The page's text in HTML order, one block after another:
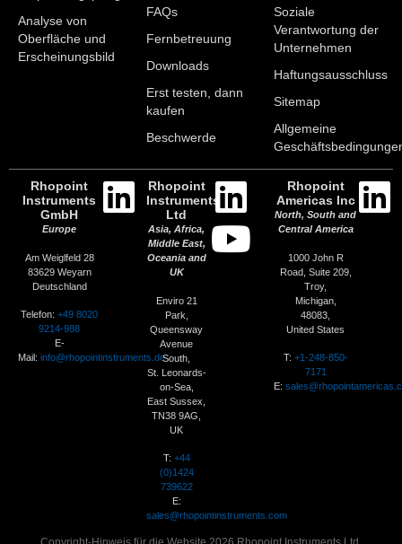
Analyse von
Oberfläche und
Erscheinungsbild
FAQs
Fernbetreuung
Downloads
Erst testen, dann
kaufen
Beschwerde
Soziale
Verantwortung der
Unternehmen
Haftungsausschluss
Sitemap
Allgemeine
Rhopoint
Instruments
GmbH
Europe
Am Weiglfeld 28
83629 Weyarn
Deutschland
Telefon:+49 8020
9214-988
E-
Mail: info@rhopointinstruments.de
Rhopoint
Instruments
Ltd
Asia, Africa,
Middle East,
Oceania and
UK
Enviro 21
Park,
Queensway
Avenue
South,
St. Leonards-
on-Sea,
East Sussex,
TN38 9AG,
UK
T: +44
(0)1424
739622
E:
sales@rhopointinstruments.com
Rhopoint
Americas Inc
North, South and
Central America
1000 John R
Road, Suite 209,
Troy,
Michigan,
48083,
United States
T: +1-248-850-
7171
E: